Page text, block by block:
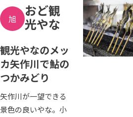
旭
おど観
光やな
観光やなのメッ
カ矢作川で鮎の
つかみどり
矢作川が一望できる
景色の良いやな。小